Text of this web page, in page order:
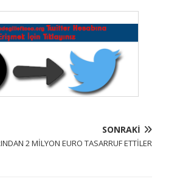
SONRAKI
2 MİLYON EURO TASARRUF ETTİLER